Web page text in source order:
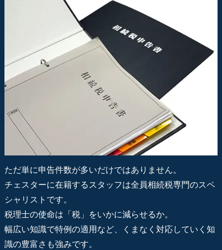
ただ単に申告件数が多いだけではありません。
チェスターに在籍するスタッフは全員相続税専門のスペ
シャリストです。
税理士の使命は「税」をいかに減らせるか。
幅広い知識で特例の適用など、くまなく対応していく知
識の豊富さも強みです。